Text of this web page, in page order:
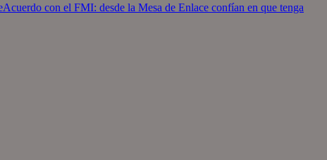
Acuerdo con el FMI: desde la Mesa de Enlace confían en que tenga